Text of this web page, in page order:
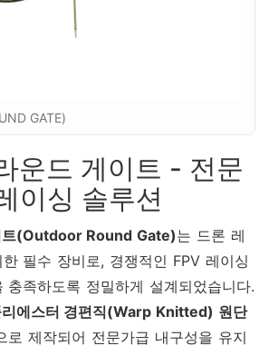
GATE)
운드 게이트 - 전문
이싱 솔루션
트(Outdoor Round Gate)는 드론 레
필수 장비로, 경쟁적인 FPV 레이싱
충족하도록 정밀하게 설계되었습니다.
리에스터 경편직(Warp Knitted) 원단
로 제작되어 전문가급 내구성을 유지